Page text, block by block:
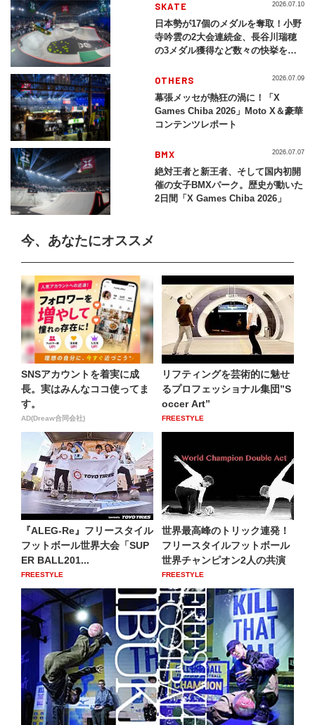
SKATE
日本勢が17個のメダルを奪取！小野
寺吟雲の2大会連続金、長谷川瑞穂
の3メダル獲得など数々の快挙をプ
2026」
2026.07.10
OTHERS
幕張メッセが熱狂の渦に！「X
Games Chiba 2026」Moto X＆豪華
コンテンツレポート
2026.07.09
BMX
絶対王者と新王者、そして国内初開
催の女子BMXパーク。歴史が動いた
2日間「X Games Chiba 2026」
2026.07.07
今、あなたにオススメ
SNSアカウントを着実に成
長。実はみんなココ使ってま
す。
AD(Dreaw合同会社)
リフティングを芸術的に魅せ
るプロフェッショナル集団”S
occer Art”
FREESTYLE
『ALEG-Re』フリースタイル
フットボール世界大会「SUP
ER BALL201...
FREESTYLE
世界最高峰のトリック連発！
フリースタイルフットボール
世界チャンピオン2人の共演
FREESTYLE